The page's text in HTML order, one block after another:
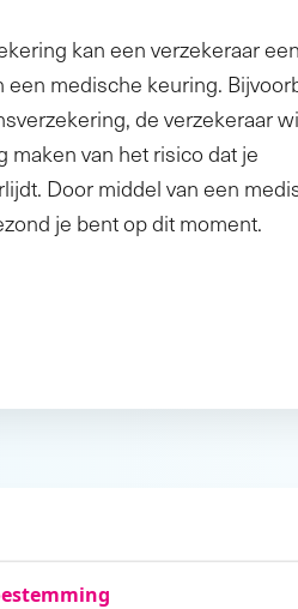
kan een verzekeraar
medische keuring.
de verzekeraar
van het risico dat je
Door middel van een
je bent op dit moment.